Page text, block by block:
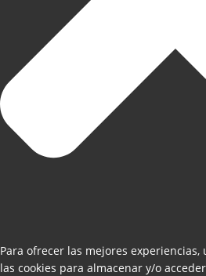
Para ofrecer las mejores
las cookies para almacenar y/o